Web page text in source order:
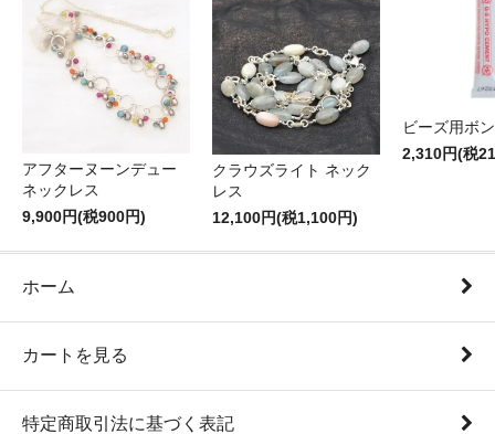
アフターヌーンデュー
ネックレス
9,900円(税900円)
クラウズライト ネック
レス
12,100円(税1,100円)
ビーズ用ボ
2,310円(税
ホーム
カートを見る
特定商取引法に基づく表記